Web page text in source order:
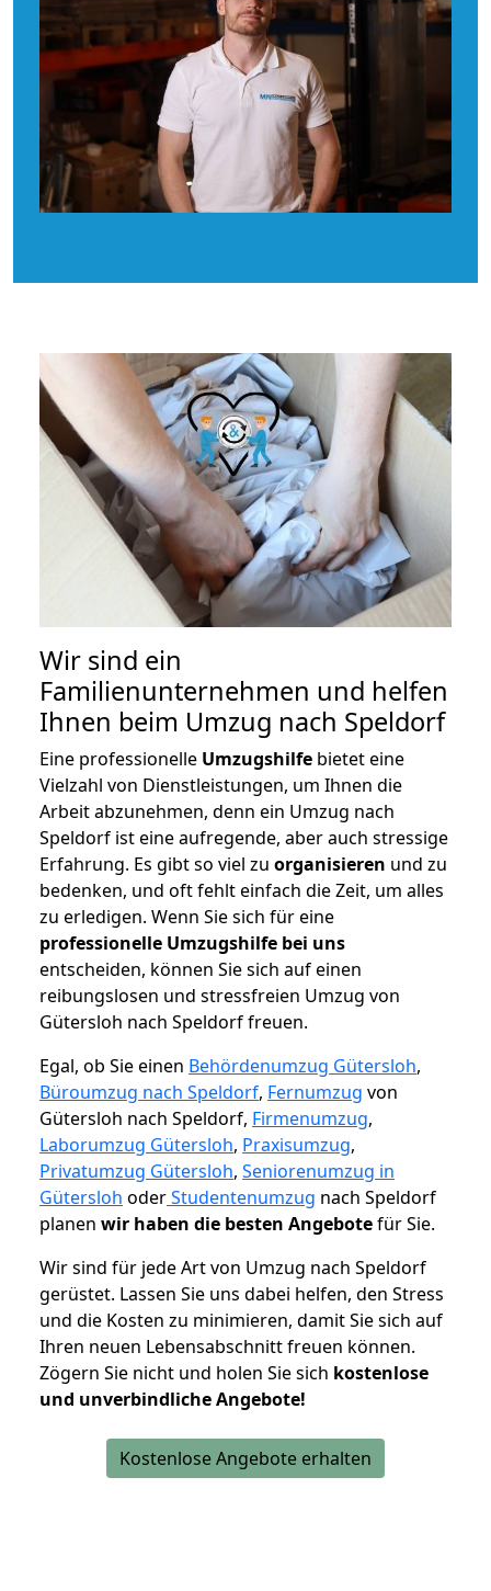
Wir sind ein
Familienunternehmen und helfen
Ihnen beim Umzug nach Speldorf
Eine professionelle Umzugshilfe bietet eine
Vielzahl von Dienstleistungen, um Ihnen die
Arbeit abzunehmen, denn ein Umzug nach
Speldorf ist eine aufregende, aber auch stressige
Erfahrung. Es gibt so viel zu organisieren und zu
bedenken, und oft fehlt einfach die Zeit, um alles
zu erledigen. Wenn Sie sich für eine
professionelle Umzugshilfe bei uns
entscheiden, können Sie sich auf einen
reibungslosen und stressfreien Umzug von
Gütersloh nach Speldorf freuen.
Egal, ob Sie einen Behördenumzug Gütersloh,
Büroumzug nach Speldorf, Fernumzug von
Gütersloh nach Speldorf, Firmenumzug,
Laborumzug Gütersloh, Praxisumzug,
Privatumzug Gütersloh, Seniorenumzug in
Gütersloh oderStudentenumzug nach Speldorf
planen wir haben die besten Angebotefür Sie.
Wir sind für jede Art von Umzug nach Speldorf
gerüstet. Lassen Sie uns dabei helfen, den Stress
und die Kosten zu minimieren, damit Sie sich auf
Ihren neuen Lebensabschnitt freuen können.
Zögern Sie nicht und holen Sie sich kostenlose
und unverbindliche Angebote!
Kostenlose Angebote erhalten